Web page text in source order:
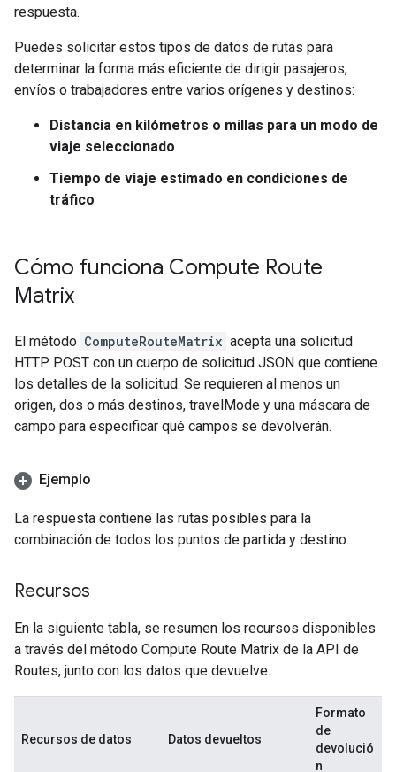
respuesta.
Puedes solicitar estos tipos de datos de rutas para
determinar la forma más eficiente de dirigir pasajeros,
envíos o trabajadores entre varios orígenes y destinos:
Distancia en kilómetros o millas para un modo de
viaje seleccionado
Tiempo de viaje estimado en condiciones de
tráfico
Cómo funciona Compute Route
Matrix
El método ComputeRouteMatrix acepta una solicitud
HTTP POST con un cuerpo de solicitud JSON que contiene
los detalles de la solicitud. Se requieren al menos un
origen, dos o más destinos, travelMode y una máscara de
campo para especificar qué campos se devolverán.
Ejemplo
La respuesta contiene las rutas posibles para la
combinación de todos los puntos de partida y destino.
Recursos
En la siguiente tabla, se resumen los recursos disponibles
a través del método Compute Route Matrix de la API de
Routes, junto con los datos que devuelve.
Recursos de datos Datos devueltos
Formato
de
devolució
n